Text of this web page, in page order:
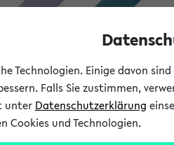
Studium
Technologien. Einige davon
Falls Sie zustimmen,
unter Datenschutzerklärung
Cookies und Technologien.